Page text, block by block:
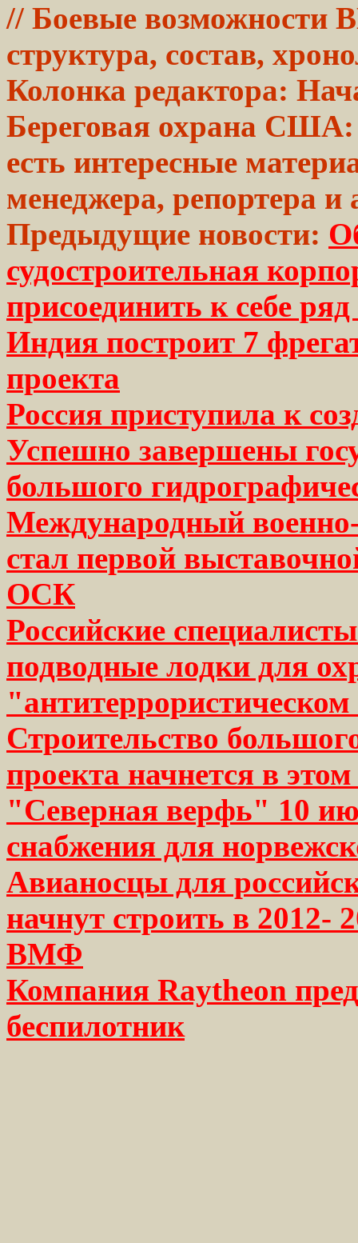
// Боевые
структура, состав,
Колонка редактора:
Береговая охрана США:
есть интересные
менеджера, репортера
Предыдущие новости:
судостроительная
присоединить к себе
Индия построит 7
проекта
Россия приступила к
Успешно завершены
большого
Международный
стал первой
ОСК
Российские
подводные лодки для
Строительство
проекта начнется в
"Северная верфь" 10
снабжения для
Авианосцы для
начнут строить в 2012-
ВМФ
Компания Raytheon
беспилотник